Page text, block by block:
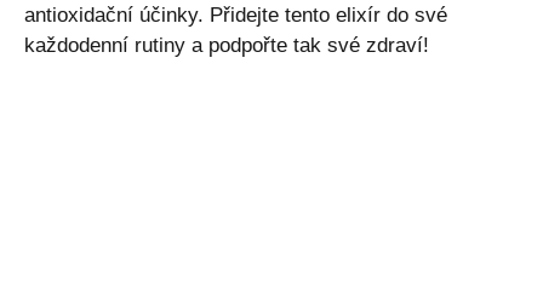
antioxidační účinky. Přidejte tento elixír do své
každodenní rutiny a podpořte tak své zdraví!